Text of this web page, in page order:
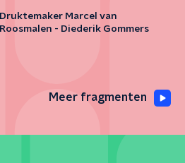
Druktemaker Marcel van
Roosmalen - Diederik Gommers
Meer fragmenten